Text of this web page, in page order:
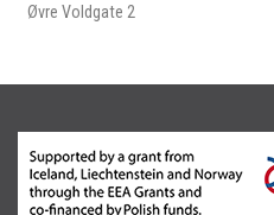
Øvre Voldgate 2